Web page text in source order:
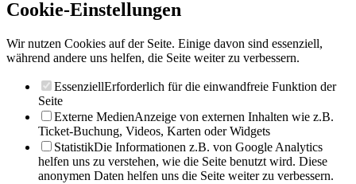
Cookie-Einstellungen
Wir nutzen Cookies auf der Seite. Einige davon sind essenziell,
während andere uns helfen, die Seite weiter zu verbessern.
EssenziellErforderlich für die einwandfreie Funktion der
Seite
Externe MedienAnzeige von externen Inhalten wie z.B.
Ticket-Buchung, Videos, Karten oder Widgets
StatistikDie Informationen z.B. von Google Analytics
helfen uns zu verstehen, wie die Seite benutzt wird. Diese
anonymen Daten helfen uns die Seite weiter zu verbessern.